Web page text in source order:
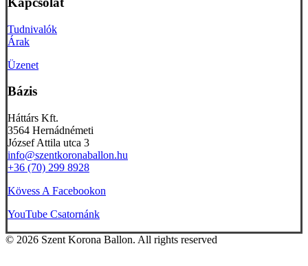
Tudnivalók
Árak
Üzenet
Bázis
Háttárs Kft.
3564 Hernádnémeti
József Attila utca 3
info@szentkoronaballon.hu
+36 (70) 299 8928
Kövess A Facebookon
YouTube Csatornánk
© 2026 Szent Korona Ballon. All rights reserved